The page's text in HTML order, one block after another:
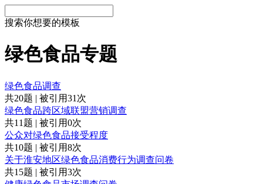
搜索你想要的模板
绿色食品专题
绿色食品调查
共20题 | 被引用31次
绿色食品跨区域联盟营销调查
共11题 | 被引用0次
公众对绿色食品接受程度
共10题 | 被引用8次
关于淮安地区绿色食品消费行为调查问卷
共15题 | 被引用3次